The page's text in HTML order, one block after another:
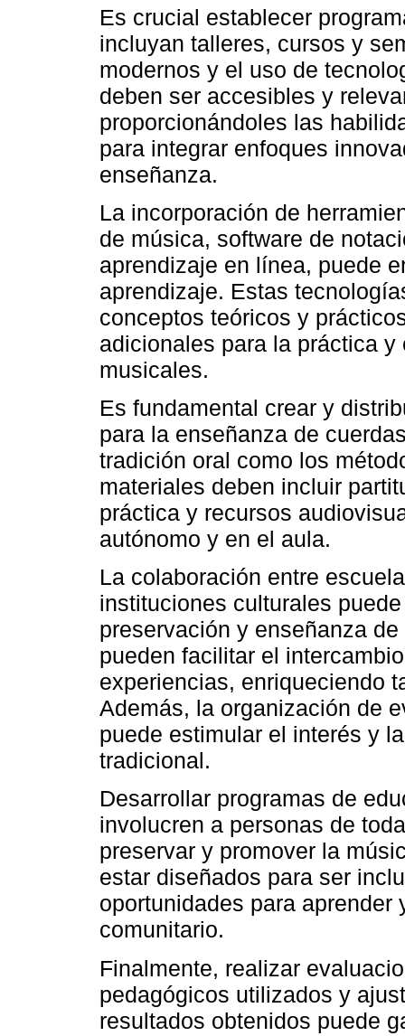
Es crucial establecer
incluyan talleres, cursos y
modernos y el uso de
deben ser accesibles y
proporcionándoles las
para integrar enfoques
enseñanza.
La incorporación de
de música, software de
aprendizaje en línea, puede
aprendizaje. Estas
conceptos teóricos y
adicionales para la práctica
musicales.
Es fundamental crear y
para la enseñanza de
tradición oral como los
materiales deben incluir
práctica y recursos
autónomo y en el aula.
La colaboración entre
instituciones culturales
preservación y enseñanza
pueden facilitar el
experiencias, enriqueciendo
Además, la organización de
puede estimular el interés y
tradicional.
Desarrollar programas de
involucren a personas de
preservar y promover la
estar diseñados para ser
oportunidades para
comunitario.
Finalmente, realizar
pedagógicos utilizados y
resultados obtenidos puede